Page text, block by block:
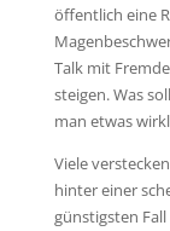
öffentlich eine
Talk mit
steigen. Was
man etwas
Viele
hinter einer
günstigsten